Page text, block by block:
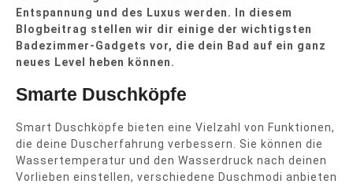
Entspannung und des Luxus werden. In diesem
Blogbeitrag stellen wir dir einige der wichtigsten
Badezimmer-Gadgets vor, die dein Bad auf ein ganz
neues Level heben können.
Smarte Duschköpfe
Smart Duschköpfe bieten eine Vielzahl von Funktionen,
die deine Duscherfahrung verbessern. Sie können die
Wassertemperatur und den Wasserdruck nach deinen
Vorlieben einstellen, verschiedene Duschmodi anbieten